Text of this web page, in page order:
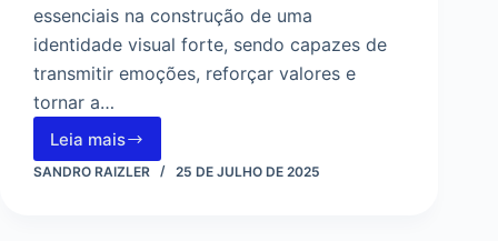
essenciais na construção de uma
identidade visual forte, sendo capazes de
transmitir emoções, reforçar valores e
tornar a…
Leia mais
Cores
e
SANDRO RAIZLER 25 DE JULHO DE 2025